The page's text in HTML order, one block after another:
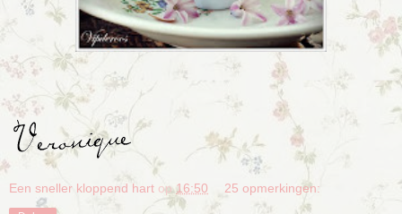
Een sneller kloppend hart op16:50 25 opmerkingen: